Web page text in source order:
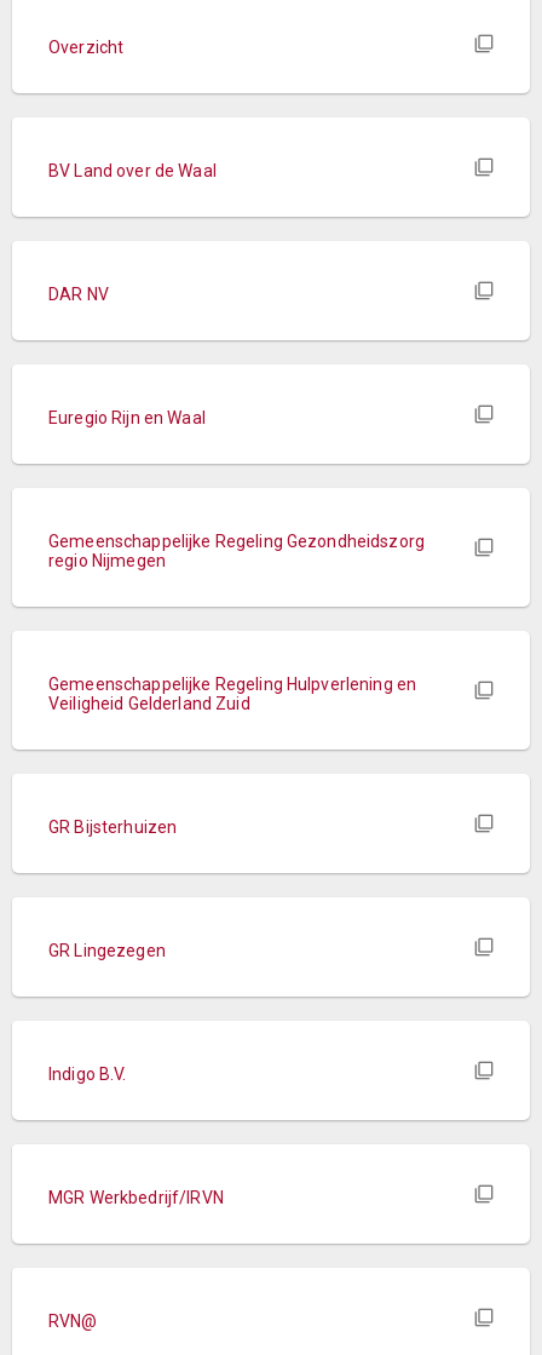
Overzicht
BV Land over de Waal
DAR NV
Euregio Rijn en Waal
Gemeenschappelijke Regeling Gezondheidszorg
regio Nijmegen
Gemeenschappelijke Regeling Hulpverlening en
Veiligheid Gelderland Zuid
GR Bijsterhuizen
GR Lingezegen
Indigo B.V.
MGR Werkbedrijf/IRVN
RVN@